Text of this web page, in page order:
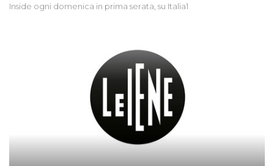
Inside ogni domenica in prima serata, su Italia1